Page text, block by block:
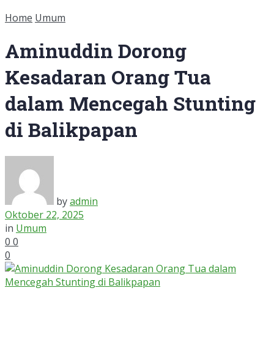
Home Umum
Aminuddin Dorong
Kesadaran Orang Tua
dalam Mencegah Stunting
di Balikpapan
byadmin
Oktober 22, 2025
in Umum
0 0
0